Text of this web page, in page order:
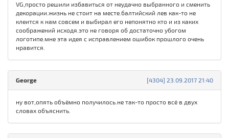
VG,просто решили избавиться от неудачно выбранного и сменить
декорации.жизнь не стоит на месте.балтийский лев как-то не
клеится к нам совсем и выбирал его непонятно кто и из каких
соображений исходя.это не говоря об достаточно убогом
логотипе.мне эта идея с исправлением ошибок прошлого очень
нравится.
[4304] 23.09.2017 21:40
George
ну вот,опять объёмно получилось.не так-то просто всё в двух
словах объяснить.